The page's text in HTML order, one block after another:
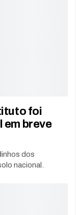
foi
em breve
dos
nacional.